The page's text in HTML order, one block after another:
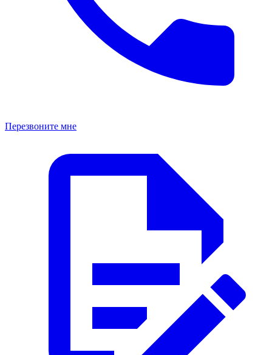
Перезвоните мне